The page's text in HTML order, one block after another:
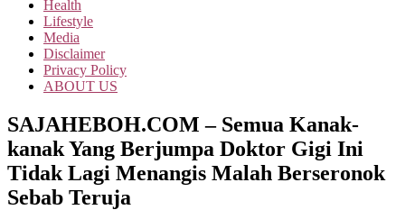
Health
Lifestyle
Media
Disclaimer
Privacy Policy
ABOUT US
SAJAHEBOH.COM – Semua Kanak-
kanak Yang Berjumpa Doktor Gigi Ini
Tidak Lagi Menangis Malah Berseronok
Sebab Teruja